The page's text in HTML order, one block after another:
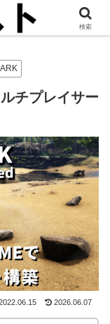
しています。
ARK
チプレイサー
2026.06.07
検索